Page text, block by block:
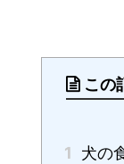
この
1
犬の